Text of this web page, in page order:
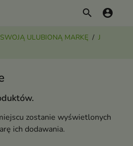
search account_circle
ULUBIONĄ MARKĘ
J
zostanie wyświetlonych
ich dodawania.